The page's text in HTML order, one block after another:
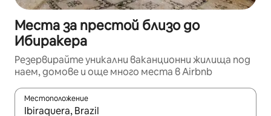
Места за престой близо до
Ибиракера
Резервирайте уникални ваканционни жилища под
наем, домове и още много места в Airbnb
Местоположение
Когато резултатите се покажат, използвайте